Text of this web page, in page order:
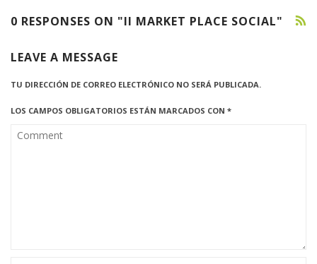
0 RESPONSES ON "II MARKET PLACE SOCIAL"
LEAVE A MESSAGE
TU DIRECCIÓN DE CORREO ELECTRÓNICO NO SERÁ PUBLICADA.
LOS CAMPOS OBLIGATORIOS ESTÁN MARCADOS CON *